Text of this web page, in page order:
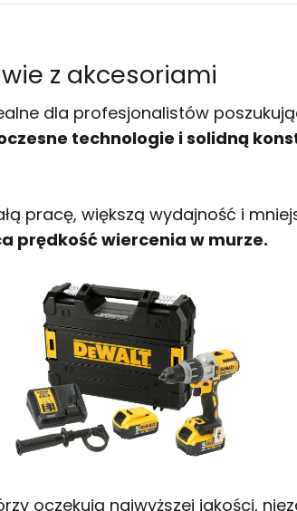
z akcesoriami
dla profesjonalistów
technologie i solidną
pracę, większą wydajność i
prędkość wiercenia w murze.
oczekują najwyższej jakości,